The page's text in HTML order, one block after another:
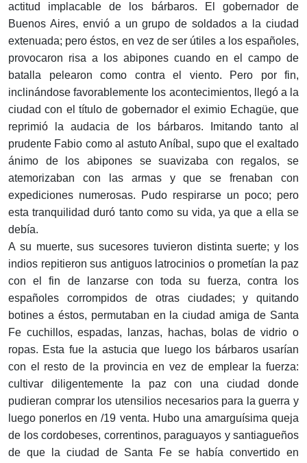
actitud implacable de los bárbaros. El gobernador de
Buenos Aires, envió a un grupo de soldados a la ciudad
extenuada; pero éstos, en vez de ser útiles a los españoles,
provocaron risa a los abipones cuando en el campo de
batalla pelearon como contra el viento. Pero por fin,
inclinándose favorablemente los acontecimientos, llegó a la
ciudad con el título de gobernador el eximio Echagüe, que
reprimió la audacia de los bárbaros. Imitando tanto al
prudente Fabio como al astuto Aníbal, supo que el exaltado
ánimo de los abipones se suavizaba con regalos, se
atemorizaban con las armas y que se frenaban con
expediciones numerosas. Pudo respirarse un poco; pero
esta tranquilidad duró tanto como su vida, ya que a ella se
debía.
A su muerte, sus sucesores tuvieron distinta suerte; y los
indios repitieron sus antiguos latrocinios o prometían la paz
con el fin de lanzarse con toda su fuerza, contra los
españoles corrompidos de otras ciudades; y quitando
botines a éstos, permutaban en la ciudad amiga de Santa
Fe cuchillos, espadas, lanzas, hachas, bolas de vidrio o
ropas. Esta fue la astucia que luego los bárbaros usarían
con el resto de la provincia en vez de emplear la fuerza:
cultivar diligentemente la paz con una ciudad donde
pudieran comprar los utensilios necesarios para la guerra y
luego ponerlos en /19 venta. Hubo una amarguísima queja
de los cordobeses, correntinos, paraguayos y santiagueños
de que la ciudad de Santa Fe se había convertido en